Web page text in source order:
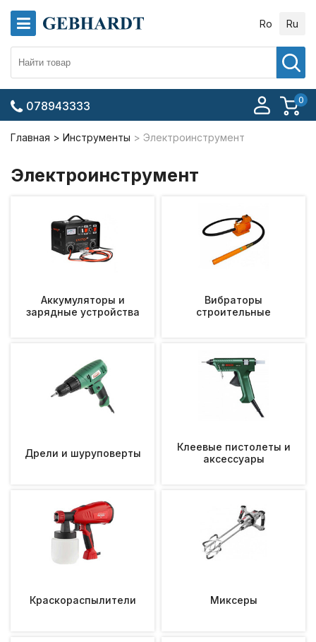
Ro Ru
0
078943333
Главная Инструменты Электроинструмент
Электроинструмент
Аккумуляторы и
зарядные устройства
Вибраторы
строительные
Дрели и шуруповерты
Клеевые пистолеты и
аксессуары
Краскораспылители Миксеры